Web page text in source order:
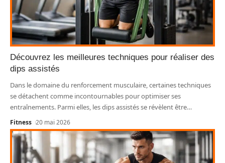
Découvrez les meilleures techniques pour réaliser des
dips assistés
Dans le domaine du renforcement musculaire, certaines techniques
se détachent comme incontournables pour optimiser ses
entraînements. Parmi elles, les dips assistés se révèlent être…
Fitness 20 mai 2026